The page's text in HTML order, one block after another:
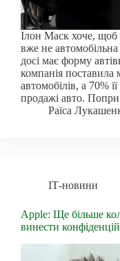
Ілон Маск хоче,
вже не
досі має форму
компанія поставила
автомобілів, а 70%
продажі авто.
Раїса
ІТ-новини
Apple: Ще більше
винести